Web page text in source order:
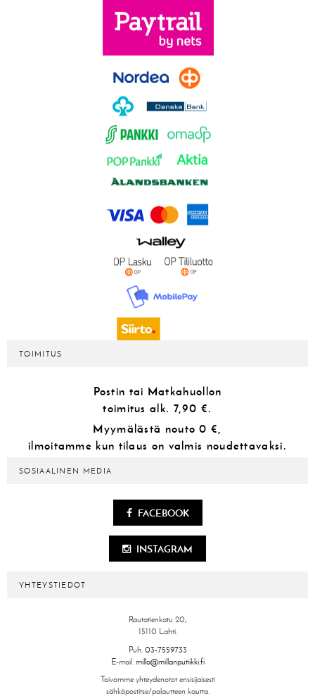
TOIMITUS
Postin tai Matkahuollon
toimitus alk. 7,90 €.
Myymälästä nouto 0 €,
ilmoitamme kun tilaus on valmis noudettavaksi.
SOSIAALINEN MEDIA
FACEBOOK
INSTAGRAM
YHTEYSTIEDOT
Rautatienkatu 20,
15110 Lahti.
Puh. 03-7559733
E-mail. milla@millanputiikki.fi
Toivomme yhteydenotot ensisijaisesti
sähköpostitse/palautteen kautta.